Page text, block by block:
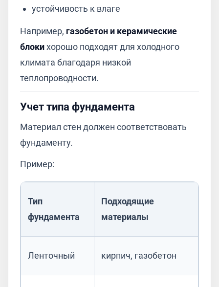
устойчивость к влаге
Например, газобетон и керамические
блокихорошо подходят для холодного
климата благодаря низкой
теплопроводности.
Учет типа фундамента
Материал стен должен соответствовать
фундаменту.
Пример:
Тип
фундамента
Подходящие
материалы
Ленточный кирпич, газобетон